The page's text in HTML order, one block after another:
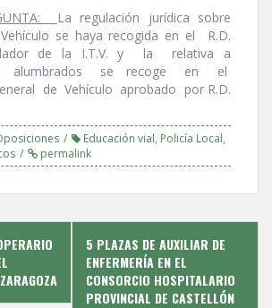
:
La regulación jurí­dica sobre
se haya recogida en el R.D.
de la I.T.V. y la relativa a
alumbrados se recoge en el
de Vehí­culo aprobado por R.D.
Educación vial, Policí­a Local,
permalink
5 PLAZAS DE AUXILIAR DE
ENFERMERÍ­A EN EL
CONSORCIO HOSPITALARIO
PROVINCIAL DE CASTELLÓN